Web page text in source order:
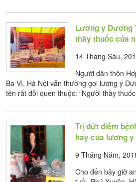
Lương y Dương
thầy thuốc của
14 Tháng Sáu,
Người dân thôn
Ba Vì, Hà Nội vẫn thường gọi lương y
tên rất đỗi quen thuộc: “Người thầy
Trị dứt điểm
hay của lương y
9 Tháng Năm,
Cho đến bây giờ